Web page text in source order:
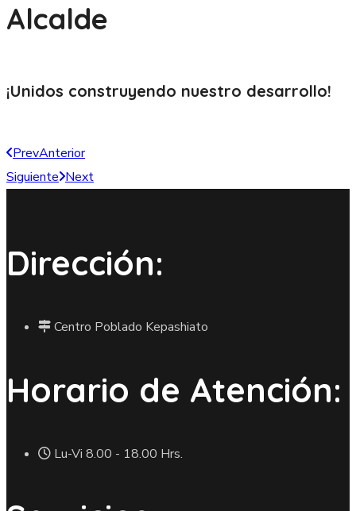
Alcalde
¡Unidos construyendo nuestro desarrollo!
PrevAnterior
Siguiente Next
Dirección:
Centro Poblado Kepashiato
Horario de Atención:
Lu-Vi 8.00 - 18.00 Hrs.